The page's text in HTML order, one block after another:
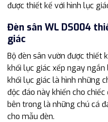
được thiết kế với hình lục
Đèn sân WL DS004
giác
Bộ đèn sân vườn được thiết
khối lục giác xếp ngay
khối lục giác là hình những
độc đáo này khiến cho
bên trong là những chú cá
cho mẫu đèn.